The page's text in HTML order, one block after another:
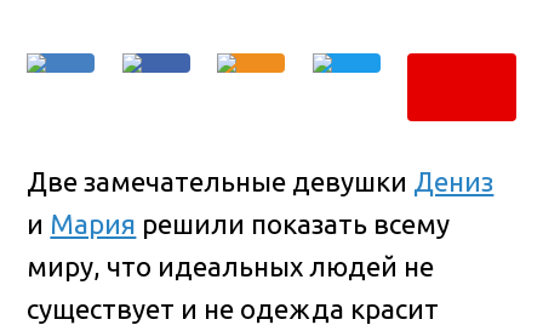
Две замечательные девушки Дениз
и Мария решили показать всему
миру, что идеальных людей не
существует и не одежда красит